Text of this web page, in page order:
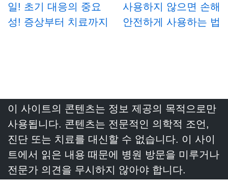
일! 초기 대응의 중요
성! 증상부터 치료까지
사용하지 않으면 손해
안전하게 사용하는 법
이 사이트의 콘텐츠는 정보 제공의 목적으로만
사용됩니다. 콘텐츠는 전문적인 의학적 조언,
진단 또는 치료를 대신할 수 없습니다. 이 사이
트에서 읽은 내용 때문에 병원 방문을 미루거나
전문가 의견을 무시하지 않아야 합니다.